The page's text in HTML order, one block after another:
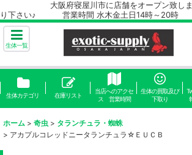
大阪府寝屋川市に店舗をオープン致しまし
り下さい♪ 営業時間 水木金土日14時～20時
生体一覧
生体カテゴリ 在庫リスト
当店へのアクセ
ス 営業時間
生体の買取及び
下取り
ホーム > 奇虫 > タランチュラ・蜘蛛
> アカプルコレッドニータランチュラ☆ＥＵＣＢ